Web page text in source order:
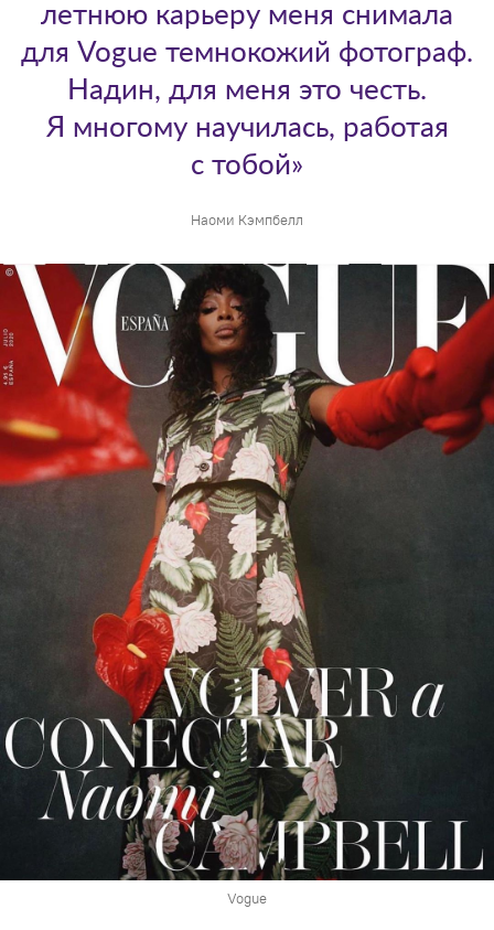
Наоми Кэмпбелл
летнюю карьеру меня снимала
для Vogue темнокожий фотограф.
Надин, для меня это честь.
Я многому научилась, работая
с тобой»
Vogue